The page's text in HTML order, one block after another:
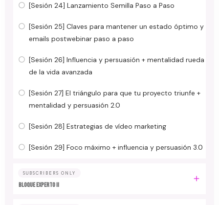
[Sesión 24] Lanzamiento Semilla Paso a Paso
[Sesión 25] Claves para mantener un estado óptimo y
emails postwebinar paso a paso
[Sesión 26] Influencia y persuasión + mentalidad rueda
de la vida avanzada
[Sesión 27] El triángulo para que tu proyecto triunfe +
mentalidad y persuasión 2.0
[Sesión 28] Estrategias de vídeo marketing
[Sesión 29] Foco máximo + influencia y persuasión 3.0
SUBSCRIBERS ONLY
BLOQUE EXPERTO II